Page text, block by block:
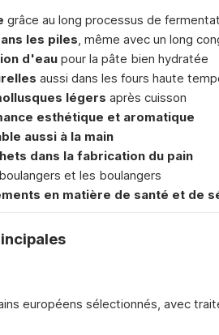
grâce au long processus de
les piles , même avec un long
d'eau pour la pâte bien hydratée
aussi dans les fours haute
légers après cuisson
esthétique et aromatique
aussi à la main
dans la fabrication du pain
et les boulangers
en matière de santé et de
européens sélectionnés, avec